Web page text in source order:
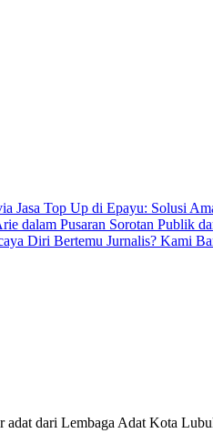
Jasa Top Up di Epayu: Solusi
dalam Pusaran Sorotan Publik
Diri Bertemu Jurnalis? Kami